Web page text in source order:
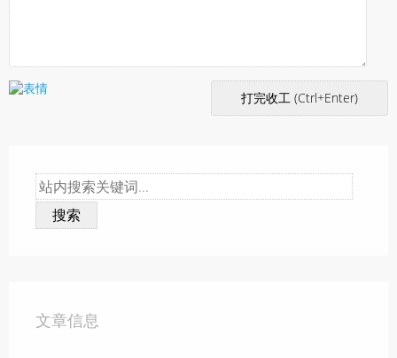
搜索
文章信息